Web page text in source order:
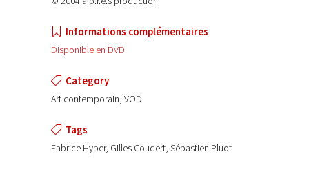
Informations complémentaires
Disponible en DVD
Category
Art contemporain, VOD
Tags
Fabrice Hyber, Gilles Coudert, Sébastien Pluot